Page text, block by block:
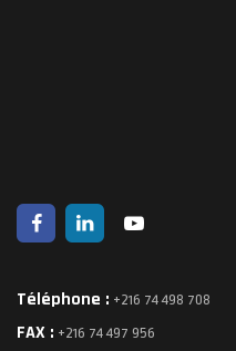
Téléphone : +216 74 498 708
FAX : +216 74 497 956